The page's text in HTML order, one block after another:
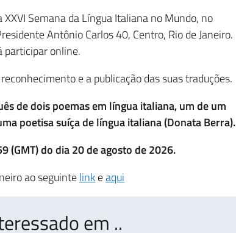
Semana da Língua Italiana no Mundo, no
Antônio Carlos 40, Centro, Rio de Janeiro.
participar online.
e a publicação das suas traduções.
de dois poemas em língua italiana, um de um
poetisa suíça de língua italiana (Donata Berra).
(GMT) do dia 20 de agosto de 2026.
ao seguintelinkeaqui
em ..